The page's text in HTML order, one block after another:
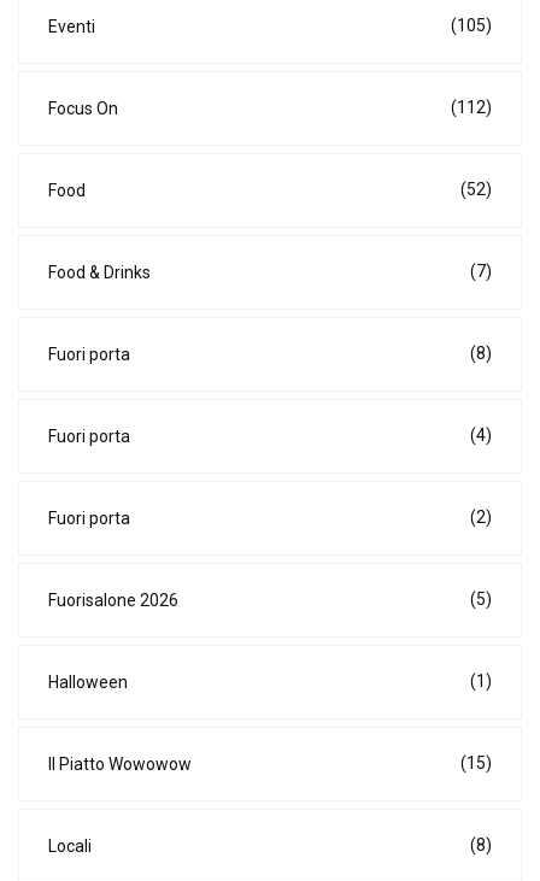
Eventi (105)
Focus On (112)
Food (52)
Food & Drinks (7)
Fuori porta (8)
Fuori porta (4)
Fuori porta (2)
Fuorisalone 2026 (5)
Halloween (1)
Il Piatto Wowowow (15)
Locali (8)